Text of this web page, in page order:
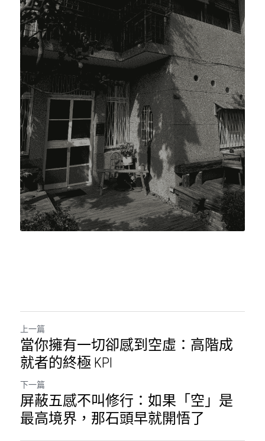
上一篇
當你擁有一切卻感到空虛：高階成
就者的終極 KPI
下一篇
屏蔽五感不叫修行：如果「空」是
最高境界，那石頭早就開悟了